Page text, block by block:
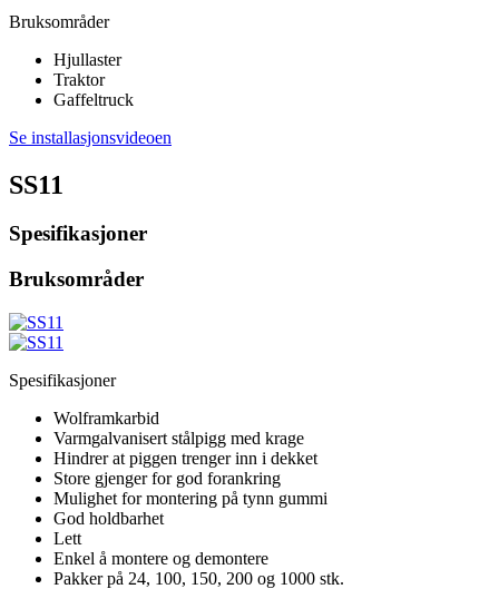
Bruksområder
Hjullaster
Traktor
Gaffeltruck
Se installasjonsvideoen
SS11
Spesifikasjoner
Bruksområder
Spesifikasjoner
Wolframkarbid
Varmgalvanisert stålpigg med krage
Hindrer at piggen trenger inn i dekket
Store gjenger for god forankring
Mulighet for montering på tynn gummi
God holdbarhet
Lett
Enkel å montere og demontere
Pakker på 24, 100, 150, 200 og 1000 stk.